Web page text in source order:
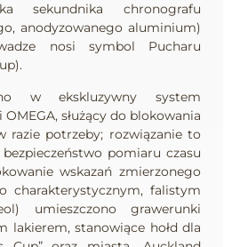
sekundnika chronografu
anodyzowanego aluminium)
nosi symbol Pucharu
.
w ekskluzywny system
służący do blokowania
razie potrzeby; rozwiązanie to
pomiaru czasu
wskazań zmierzonego
charakterystycznym, falistym
umieszczono grawerunki
lakierem, stanowiące hołd dla